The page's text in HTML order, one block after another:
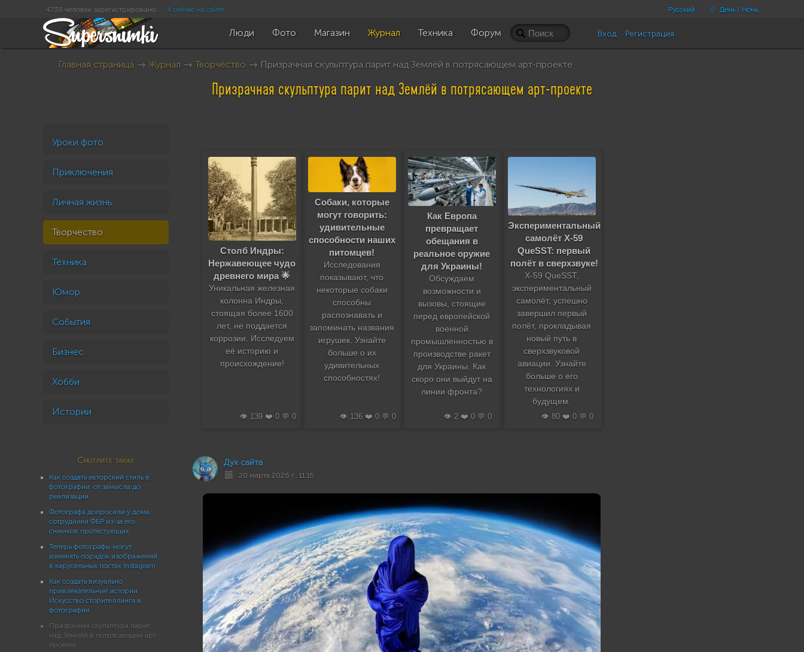
Русский День / Ночь
4738 человек зарегистрировано 4 сейчас на сайте
Люди Фото Магазин Журнал Техника Форум Вход Регистрация
Главная страница → Журнал → Творчество → Призрачная скульптура парит над Землёй в потрясающем арт-проекте
Призрачная скульптура парит над Землёй в потрясающем арт-проекте
Уроки фото
Приключения
Личная жизнь
Творчество
Техника
Юмор
События
Бизнес
Хобби
Истории
Смотрите также
Как создать авторский стиль в
фотографии: от замысла до
реализации
Фотографа допросили у дома
сотрудники ФБР из-за его
снимков протестующих
Теперь фотографы могут
изменять порядок изображений
в карусельных постах Instagram
Как создать визуально
привлекательные истории:
Искусство сторителлинга в
фотографии
Призрачная скульптура парит
над Землёй в потрясающем арт-
проекте
Столб Индры:
Нержавеющее чудо
древнего мира 🌟
Уникальная железная
колонна Индры,
стоящая более 1600
лет, не поддается
коррозии. Исследуем
её историю и
происхождение!
👁️ 139 ❤️ 0 💬 0
Собаки, которые
могут говорить:
удивительные
способности наших
питомцев!
Исследования
показывают, что
некоторые собаки
способны
распознавать и
запоминать названия
игрушек. Узнайте
больше о их
удивительных
способностях!
👁️ 136 ❤️ 0 💬 0
Как Европа
превращает
обещания в
реальное оружие
для Украины!
Обсуждаем
возможности и
вызовы, стоящие
перед европейской
военной
промышленностью в
производстве ракет
для Украины. Как
скоро они выйдут на
линии фронта?
👁️ 2 ❤️ 0 💬 0
Экспериментальный
самолёт X-59
QueSST: первый
полёт в сверхзвуке!
X-59 QueSST,
экспериментальный
самолёт, успешно
завершил первый
полёт, прокладывая
новый путь в
сверхзвуковой
авиации. Узнайте
больше о его
технологиях и
будущем.
👁️ 80 ❤️ 0 💬 0
Дух сайта
20 марта 2026 г., 11:15